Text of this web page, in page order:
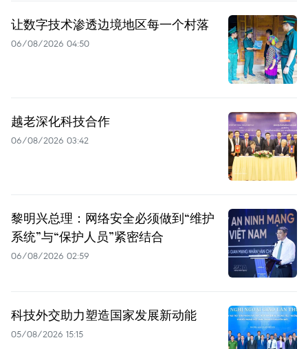
让数字技术渗透边境地区每一个村落
06/08/2026 04:50
越老深化科技合作
06/08/2026 03:42
黎明兴总理：网络安全必须做到“维护
系统”与“保护人员”紧密结合
06/08/2026 02:59
科技外交助力塑造国家发展新动能
05/08/2026 15:15